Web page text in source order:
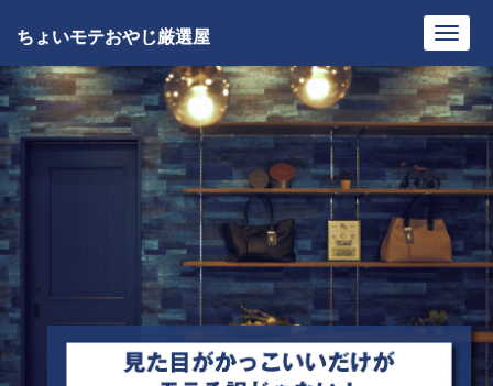
ちょいモテおやじ厳選屋